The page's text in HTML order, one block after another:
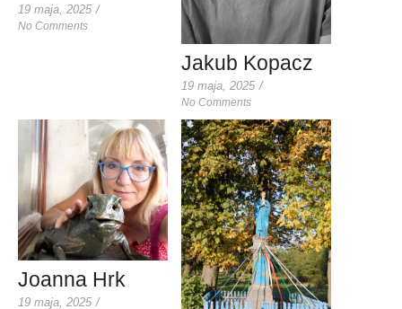
19 maja, 2025 /
No Comments
Jakub Kopacz
19 maja, 2025 /
No Comments
Joanna Hrk
19 maja, 2025 /